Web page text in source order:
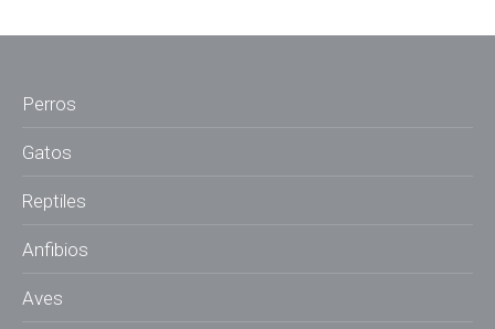
Perros
Gatos
Reptiles
Anfibios
Aves